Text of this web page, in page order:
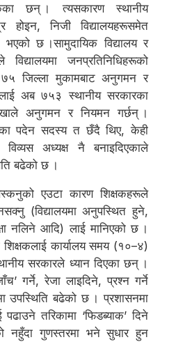
छन् । त्यसकारण स्थानीय
होइन, निजी विद्यालयहरूसमेत
भएको छ ।सामुदायिक विद्यालय र
जनप्रतिनिधिहरूको
जिल्ला मुकामबाट अनुगमन र
अब ७५३ स्थानीय सरकारका
अनुगमन र नियमन गर्छन् ।
पदेन सदस्य त छँदै थिए, केही
अध्यक्ष नै बनाइदिएकाले
बढेको छ ।
एउटा कारण शिक्षकहरूले
(विद्यालयमा अनुपस्थित हुने,
नलिने आदि) लाई मानिएको छ ।
शिक्षकलाई कार्यालय समय (१०–४)
सरकारले ध्यान दिएका छन् ।
गर्ने, रेजा लाइदिने, प्रश्न गर्ने
उपस्थिति बढेको छ । प्रशासनमा
तरिकामा ‘फिडब्याक’ दिने
नहुँदा गुणस्तरमा भने सुधार हुन